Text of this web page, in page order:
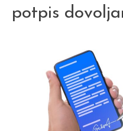
potpis